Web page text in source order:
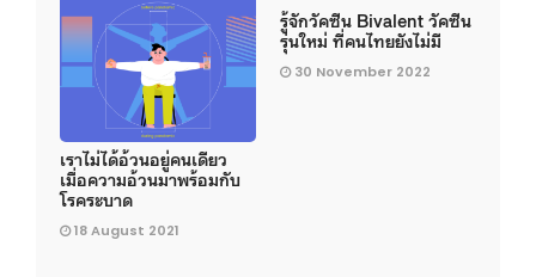
เราไม่ได้อ้วนอยู่คนเดียว
เมื่อความอ้วนมาพร้อมกับ
โรคระบาด
18 August 2021
รู้จักวัคซีน Bivalent วัคซีน
รุ่นใหม่ ที่คนไทยยังไม่มี
30 November 2022